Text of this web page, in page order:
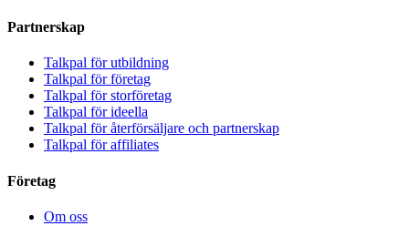
Partnerskap
Talkpal för utbildning
Talkpal för företag
Talkpal för storföretag
Talkpal för ideella
Talkpal för återförsäljare och partnerskap
Talkpal för affiliates
Företag
Om oss